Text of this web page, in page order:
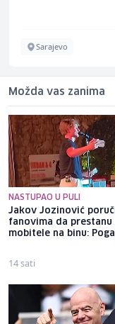
Sarajevo
Možda vas zanima
NASTUPAO U PULI
Jakov Jozinović
fanovima da prestanu
mobitele na binu:
14 sati